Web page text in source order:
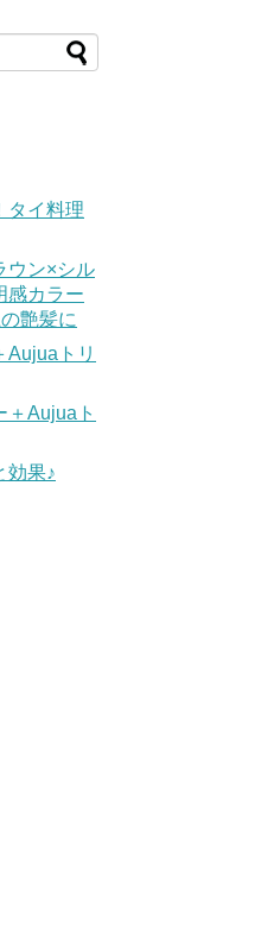
タイ料理
ウン×シル
感カラー
艶髪に
Aujuaトリ
＋Aujuaト
効果♪